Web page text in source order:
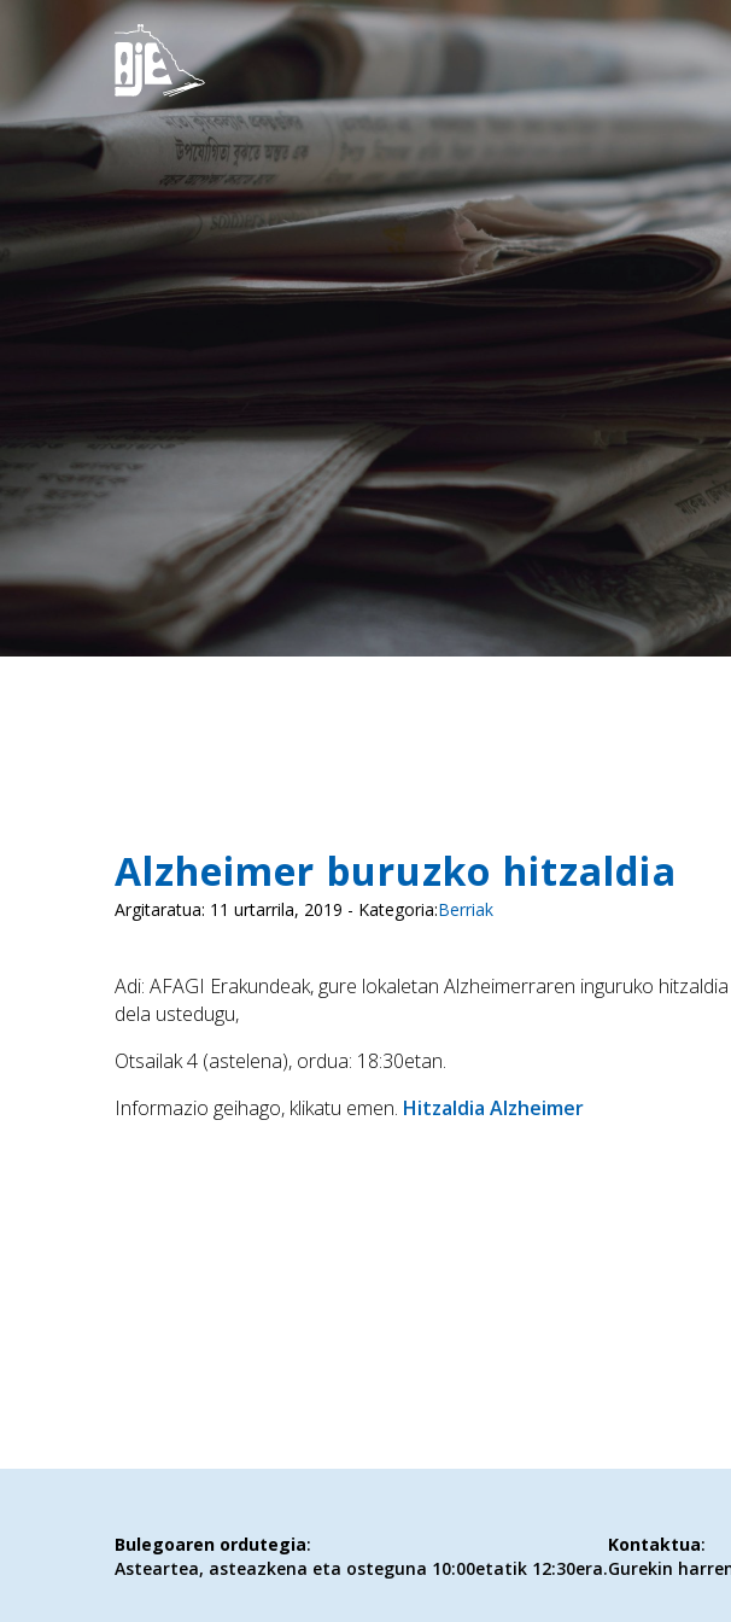
Alzheimer buruzko hitzaldia
Argitaratua: 11 urtarrila, 2019 - Kategoria:Berriak
Adi: AFAGI Erakundeak, gure lokaletan Alzheimerraren inguruko
dela ustedugu,
Otsailak 4 (astelena), ordua: 18:30etan.
Informazio geihago, klikatu emen. Hitzaldia Alzheimer
Bulegoaren ordutegia:
Asteartea, asteazkena eta osteguna 10:00etatik 12:30era.
Kontaktua:
Gurekin